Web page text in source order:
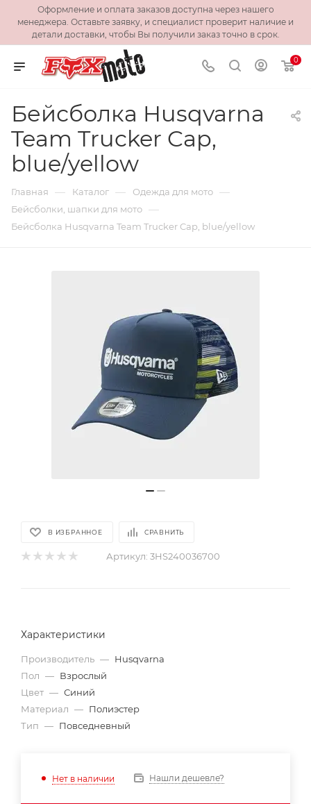
Оформление и оплата заказов доступна через нашего
менеджера. Оставьте заявку, и специалист проверит наличие и
детали доставки, чтобы Вы получили заказ точно в срок.
0
Бейсболка Husqvarna
Team Trucker Cap,
blue/yellow
Главная — Каталог — Одежда для мото —
Бейсболки, шапки для мото —
Бейсболка Husqvarna Team Trucker Cap, blue/yellow
В ИЗБРАННОЕ СРАВНИТЬ
Артикул: 3HS240036700
Характеристики
Производитель — Husqvarna
Пол — Взрослый
Цвет — Синий
Материал — Полиэстер
Тип — Повседневный
Нет в наличии Нашли дешевле?